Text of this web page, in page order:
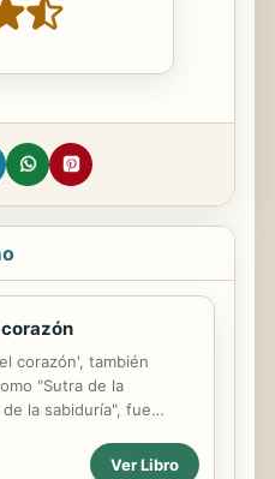
corazón', también
"Sutra de la
la sabiduría", fue
identidad de su autor, es
Ver Libro